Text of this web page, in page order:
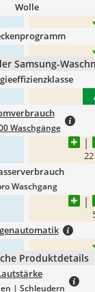
Wolle
Samsung-
Waschgänge
Waschgang
Produktdetails
| Schleudern